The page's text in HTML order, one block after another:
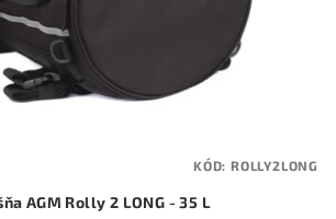
AGM Rolly 2 LONG - 35 L
KÓD: ROLLY2LONG